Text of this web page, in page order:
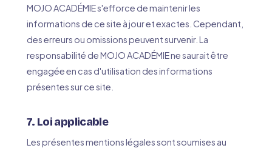
MOJO ACADÉMIE s'efforce de maintenir les
informations de ce site à jour et exactes. Cependant,
des erreurs ou omissions peuvent survenir. La
responsabilité de MOJO ACADÉMIE ne saurait être
engagée en cas d'utilisation des informations
présentes sur ce site.
7. Loi applicable
Les présentes mentions légales sont soumises au